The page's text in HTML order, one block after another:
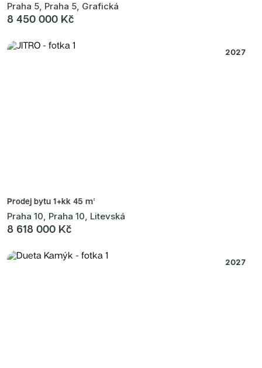
Praha 5, Praha 5, Grafická
8 450 000 Kč
2027
Prodej bytu 1+kk 45 m²
Praha 10, Praha 10, Litevská
8 618 000 Kč
2027